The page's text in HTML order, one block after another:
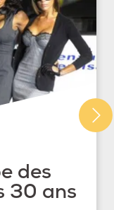
des
30 ans